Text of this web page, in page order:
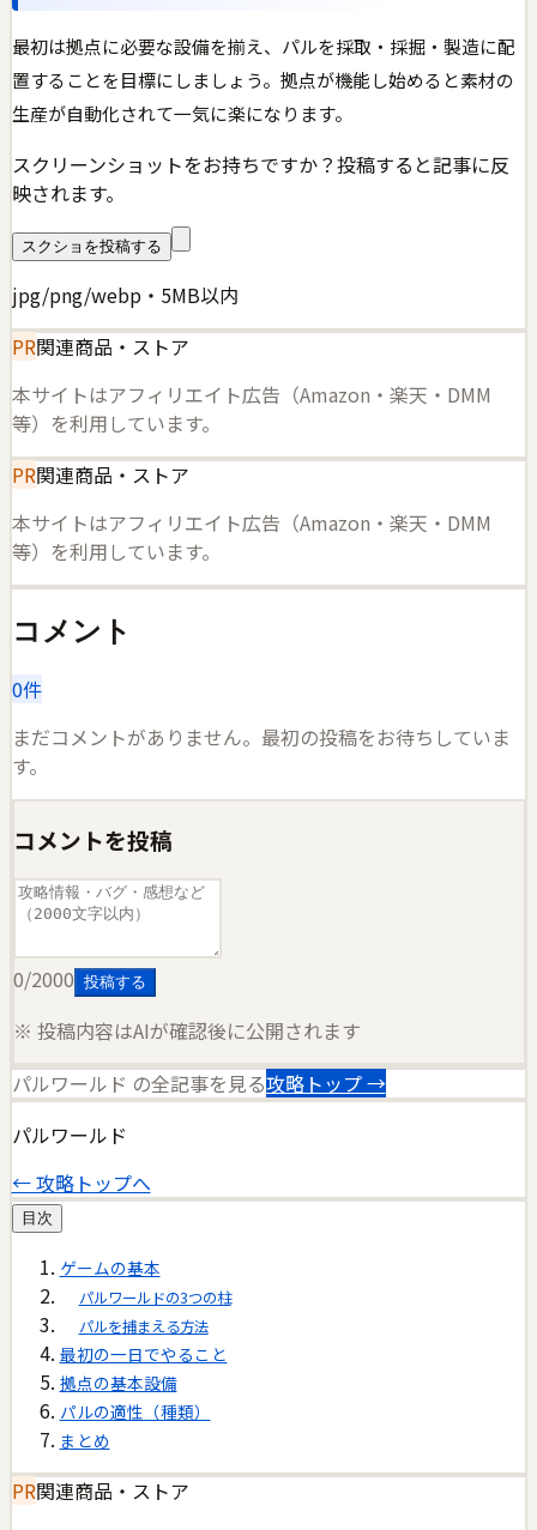
最初は拠点に必要な設備を揃え、パルを採取・採掘・製造に配
置することを目標にしましょう。拠点が機能し始めると素材の
生産が自動化されて一気に楽になります。
スクリーンショットをお持ちですか？投稿すると記事に反
映されます。
スクショを投稿する
jpg/png/webp・5MB以内
PR関連商品・ストア
本サイトはアフィリエイト広告（Amazon・楽天・DMM
等）を利用しています。
PR関連商品・ストア
本サイトはアフィリエイト広告（Amazon・楽天・DMM
等）を利用しています。
コメント
0件
まだコメントがありません。最初の投稿をお待ちしていま
す。
コメントを投稿
0/2000 投稿する
※ 投稿内容はAIが確認後に公開されます
パルワールド の全記事を見る攻略トップ →
パルワールド
← 攻略トップへ
目次
ゲームの基本
パルワールドの3つの柱
パルを捕まえる方法
最初の一日でやること
拠点の基本設備
パルの適性（種類）
まとめ
PR関連商品・ストア